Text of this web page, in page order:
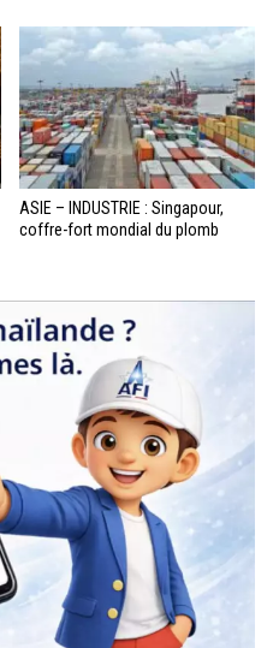
ASIE – INDUSTRIE : Singapour,
coffre-fort mondial du plomb